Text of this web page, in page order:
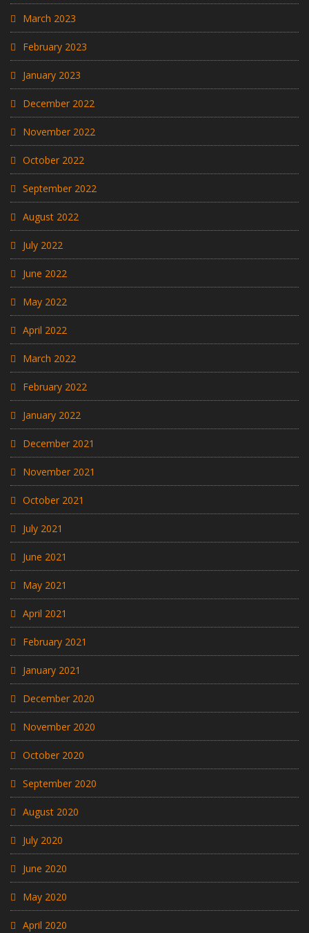
March 2023
February 2023
January 2023
December 2022
November 2022
October 2022
September 2022
August 2022
July 2022
June 2022
May 2022
April 2022
March 2022
February 2022
January 2022
December 2021
November 2021
October 2021
July 2021
June 2021
May 2021
April 2021
February 2021
January 2021
December 2020
November 2020
October 2020
September 2020
August 2020
July 2020
June 2020
May 2020
April 2020